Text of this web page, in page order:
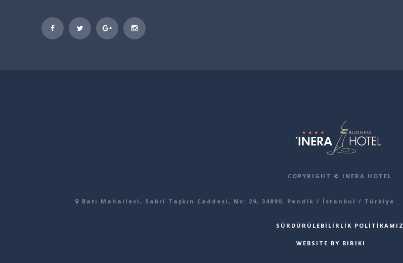
COPYRIGHT © INERA HOTEL
Batı Mahallesi, Sabri Taşkın Caddesi, No: 29, 34890, Pendik / İstanbul / Türkiye
SÜRDÜRÜLEBILIRLIK POLITIKAMIZ
WEBSITE BY BIRIKI